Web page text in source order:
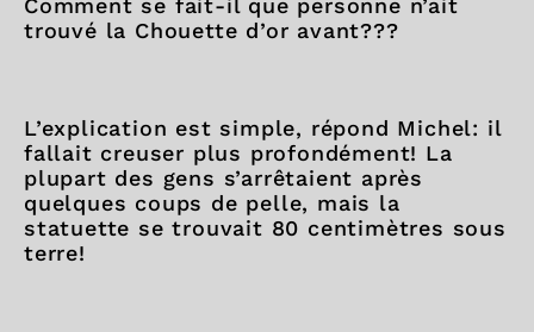
Comment se fait-il que personne n’ait
trouvé la Chouette d’or avant???
L’explication est simple, répond Michel: il
fallait creuser plus profondément! La
plupart des gens s’arrêtaient après
quelques coups de pelle, mais la
statuette se trouvait 80 centimètres sous
terre!